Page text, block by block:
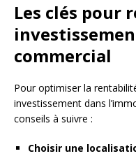
Les clés pour
commercial
Pour optimiser la
investissement dans
conseils à suivre :
Choisir une